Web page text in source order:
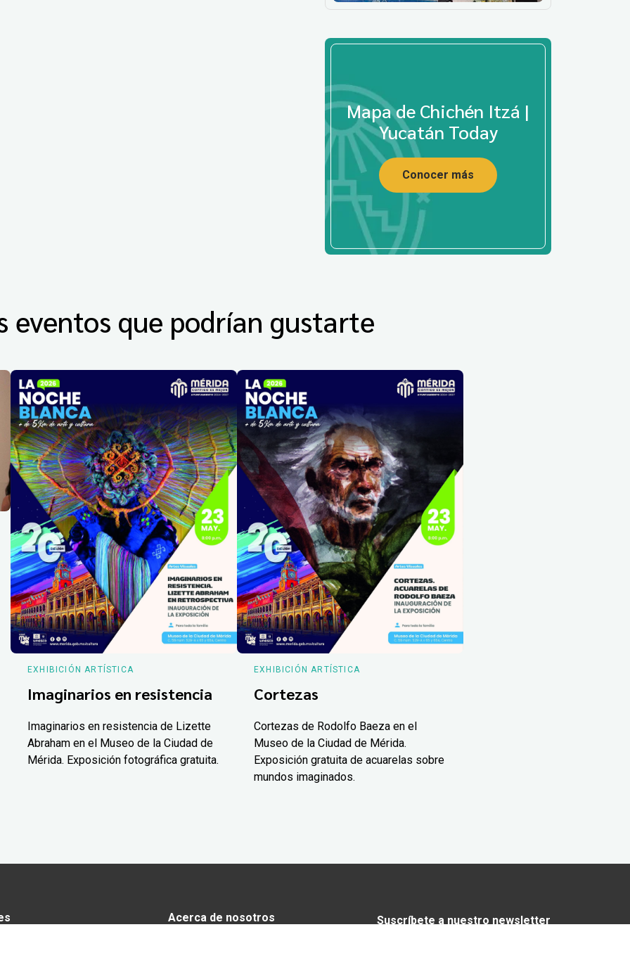
Mapa de Chichén Itzá |
Yucatán Today
Conocer más
eventos que podrían gustarte
EXHIBICIÓN ARTÍSTICA
Imaginarios en resistencia
Imaginarios en resistencia de Lizette
Abraham en el Museo de la Ciudad de
Mérida. Exposición fotográfica gratuita.
EXHIBICIÓN ARTÍSTICA
Cortezas
Cortezas de Rodolfo Baeza en el
Museo de la Ciudad de Mérida.
Exposición gratuita de acuarelas sobre
mundos imaginados.
Acerca de nosotros
Suscríbete a nuestro newsletter